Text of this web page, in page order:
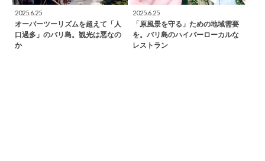
2025.6.25
オーバーツーリズムを超えて「人
口過多」のバリ島。観光は悪なの
か
2025.6.25
「原風景を守る」ための地域需要
を。バリ島のハイパーローカルな
レストラン